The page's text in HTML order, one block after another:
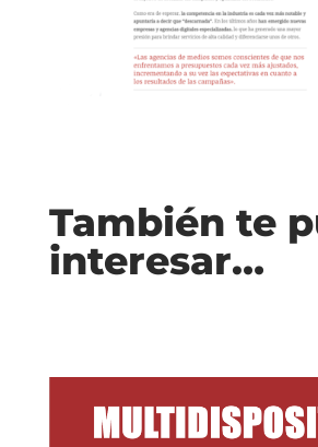
También te
interesar…